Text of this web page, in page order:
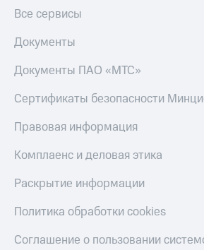
Все сервисы
Документы
Документы ПАО «МТС»
Сертификаты безопасности
Правовая информация
Комплаенс и деловая этика
Раскрытие информации
Политика обработки cookies
Соглашение о пользовании